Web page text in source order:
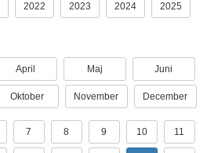
2022 2023 2024 2025
April Maj Juni
Oktober November December
7 8 9 10 11